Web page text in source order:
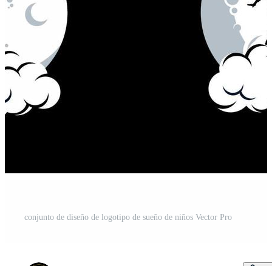
conjunto de diseño de logotipo de sueño de niños Vector Pro